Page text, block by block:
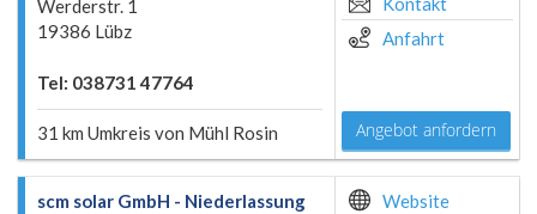
Werderstr. 1
19386 Lübz
Tel: 038731 47764
31 km Umkreis von Mühl Rosin
Anfahrt
Angebot anfordern
scm solar GmbH - Niederlassung
Website